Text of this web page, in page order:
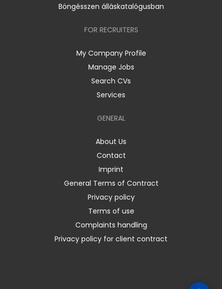
Böngésszen álláskatalógusban
FOR RECRUITERS
My Company Profile
Manage Jobs
Search CVs
Services
GENERAL
About Us
Contact
Imprint
General Terms of Contract
Privacy policy
Terms of use
Complaints handling
Privacy policy for client contract